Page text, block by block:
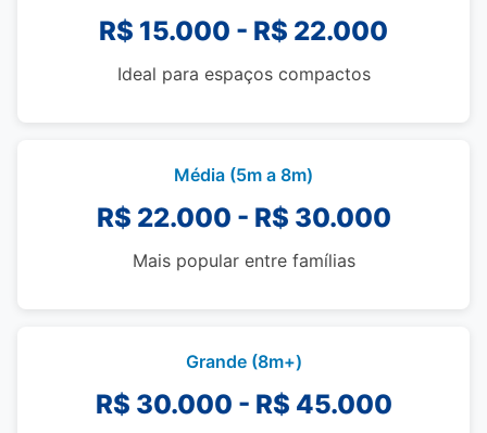
R$ 15.000 - R$ 22.000
Ideal para espaços compactos
Média (5m a 8m)
R$ 22.000 - R$ 30.000
Mais popular entre famílias
Grande (8m+)
R$ 30.000 - R$ 45.000